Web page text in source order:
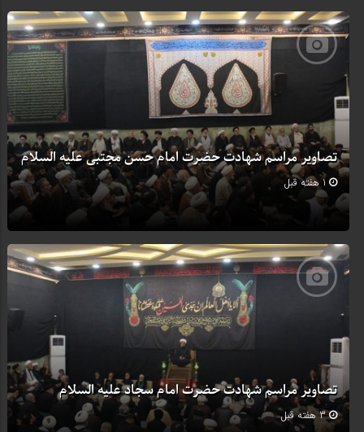
تصاویر مراسم شهادت حضرت امام حسن مجتبی علیه السلام
1 هفته قبل
تصاویر مراسم شهادت حضرت امام سجاد علیه السلام
3 هفته قبل